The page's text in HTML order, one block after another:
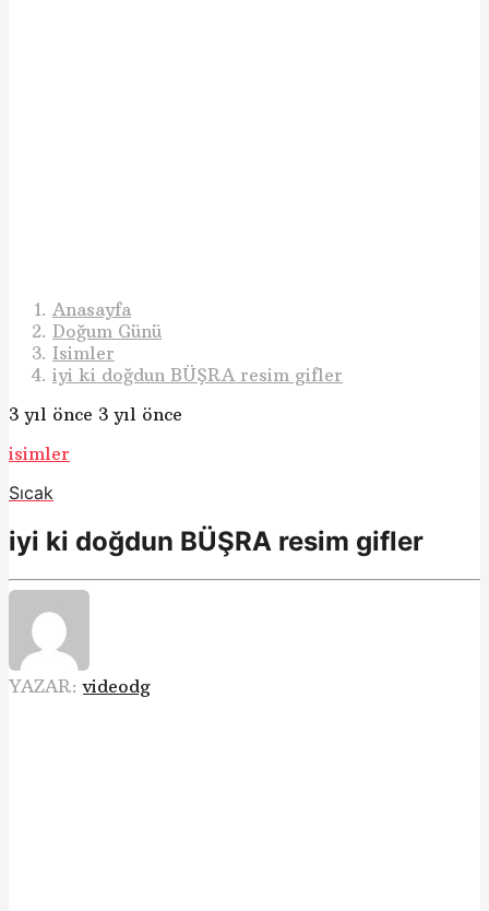
Anasayfa
Doğum Günü
Isimler
iyi ki doğdun BÜŞRA resim gifler
3 yıl önce 3 yıl önce
isimler
Sıcak
iyi ki doğdun BÜŞRA resim gifler
YAZAR: videodg